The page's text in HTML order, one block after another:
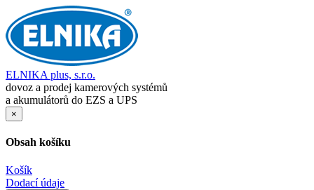
ELNIKA plus, s.r.o.
dovoz a prodej kamerových systémů
a akumulátorů do EZS a UPS
×
Obsah košíku
Košík
Dodací údaje